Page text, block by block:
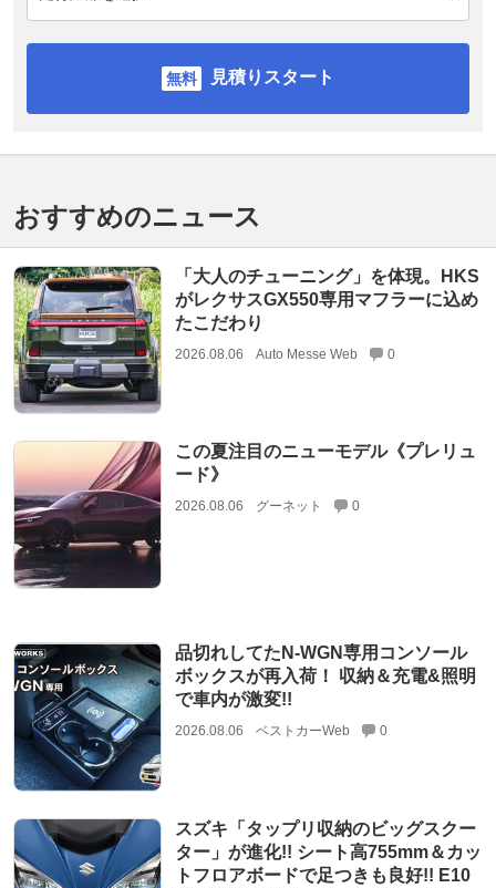
見積りスタート
おすすめのニュース
「大人のチューニング」を体現。HKS
がレクサスGX550専用マフラーに込め
たこだわり
2026.08.06 Auto Messe Web 0
この夏注目のニューモデル《プレリュ
ード》
2026.08.06 グーネット 0
品切れしてたN-WGN専用コンソール
ボックスが再入荷！ 収納＆充電&照明
で車内が激変!!
2026.08.06 ベストカーWeb 0
スズキ「タップリ収納のビッグスクー
ター」が進化!! シート高755mm＆カッ
トフロアボードで足つきも良好!! E10